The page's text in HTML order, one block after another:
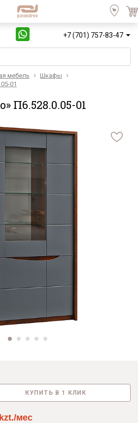
+7 (701) 757-83-47
мебель
Шкафы
01
П6.528.0.05-01
КУПИТЬ В 1 КЛИК
мес